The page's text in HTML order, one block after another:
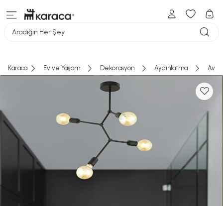
Aradığın Her Şey
Karaca Ev ve Yaşam Dekorasyon Aydınlatma